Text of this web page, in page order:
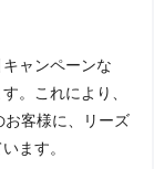
ャンペーンな
。これにより、
客様に、リーズ
ます。